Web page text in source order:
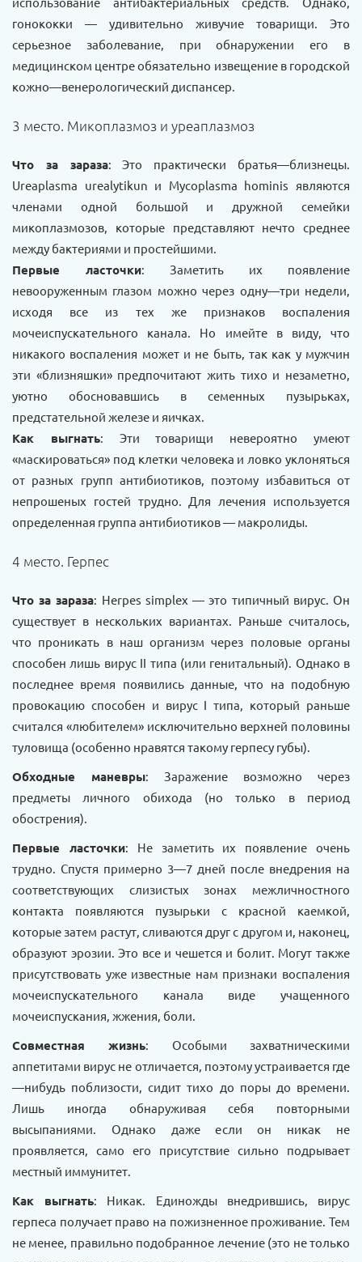
гонококки — удивительно живучие товарищи. Это
серьезное заболевание, при обнаружении его в
медицинском центре обязательно извещение в городской
кожно—венерологический диспансер.
3 место. Микоплазмоз и уреаплазмоз
Что за зараза: Это практически братья—близнецы.
Ureaplasma urealytikun и Myсoplasma hominis являются
членами одной большой и дружной семейки
микоплазмозов, которые представляют нечто среднее
между бактериями и простейшими.
Первые ласточки: Заметить их появление
невооруженным глазом можно через одну—три недели,
исходя все из тех же признаков воспаления
мочеиспускательного канала. Но имейте в виду, что
никакого воспаления может и не быть, так как у мужчин
эти «близняшки» предпочитают жить тихо и незаметно,
уютно обосновавшись в семенных пузырьках,
предстательной железе и яичках.
Как выгнать: Эти товарищи невероятно умеют
«маскироваться» под клетки человека и ловко уклоняться
от разных групп антибиотиков, поэтому избавиться от
непрошеных гостей трудно. Для лечения используется
определенная группа антибиотиков — макролиды.
4 место. Герпес
Что за зараза: Herpes simplex — это типичный вирус. Он
существует в нескольких вариантах. Раньше считалось,
что проникать в наш организм через половые органы
способен лишь вирус II типа (или генитальный). Однако в
последнее время появились данные, что на подобную
провокацию способен и вирус I типа, который раньше
считался «любителем» исключительно верхней половины
туловища (особенно нравятся такому герпесу губы).
Обходные маневры: Заражение возможно через
предметы личного обихода (но только в период
обострения).
Первые ласточки: Не заметить их появление очень
трудно. Спустя примерно 3—7 дней после внедрения на
соответствующих слизистых зонах межличностного
контакта появляются пузырьки с красной каемкой,
которые затем растут, сливаются друг с другом и, наконец,
образуют эрозии. Это все и чешется и болит. Могут также
присутствовать уже известные нам признаки воспаления
мочеиспускательного канала виде учащенного
мочеиспускания, жжения, боли.
Совместная жизнь: Особыми захватническими
аппетитами вирус не отличается, поэтому устраивается где
—нибудь поблизости, сидит тихо до поры до времени.
Лишь иногда обнаруживая себя повторными
высыпаниями. Однако даже если он никак не
проявляется, само его присутствие сильно подрывает
местный иммунитет.
Как выгнать: Никак. Единожды внедрившись, вирус
герпеса получает право на пожизненное проживание. Тем
не менее, правильно подобранное лечение (это не только